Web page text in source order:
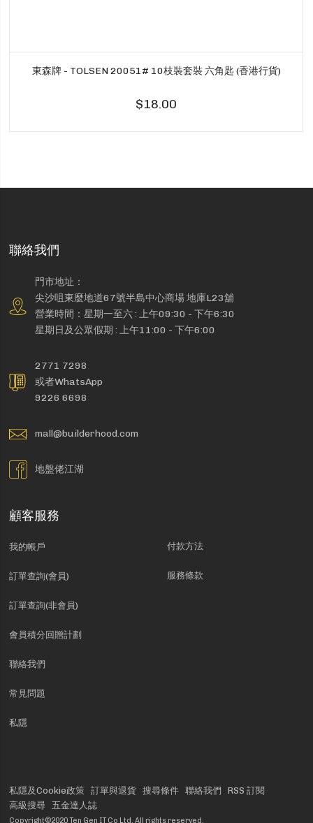
東森牌 - TOLSEN 20051# 10枝裝套裝 六角匙 (香港行貨)
$18.00
聯絡我們
門市地址：
尖沙咀東麼地道67號半島中心商場 地庫L23舖
營業時間：星期一至六 : 上午09:30 - 下午6:30
星期日及公眾假期 : 上午11:00 - 下午6:00
2771 7298
或者WhatsApp
9226 6698
mall@builderhood.com
地盤佬江湖
顧客服務
我的帳戶
訂單查詢(會員)
訂單查詢(非會員)
會員積分回贈計劃
聯絡我們
常見問題
私隱
付款方法
服務條款
私隱及Cookie政策 訂單與退貨 搜尋條件 聯絡我們
RSS 訂閱
高級搜尋
五金達人誌
Copyright©2020 Ten Gen IT Co Ltd. All rights reserved.